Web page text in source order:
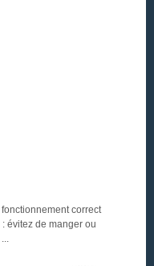
correct
évitez de manger ou